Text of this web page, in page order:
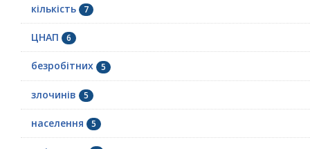
кількість 7
ЦНАП 6
безробітних 5
злочинів 5
населення 5